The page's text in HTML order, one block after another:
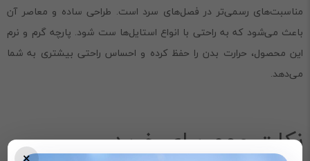
مناسبت‌های رسمی‌تر در فصل‌های سرد است. طراحی ساده و معاصر آن
باعث می‌شود که به راحتی با انواع استایل‌ها ست شود. پارچه گرم و نرم
این محصول، حرارت بدن را حفظ کرده و احساس راحتی بیشتری به شما
می‌دهد.
نکات مهم برای خرید